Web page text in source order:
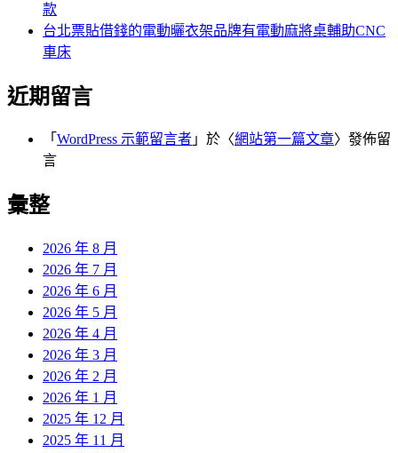
款
台北票貼借錢的電動曬衣架品牌有電動麻將桌輔助CNC
車床
近期留言
「 WordPress 示範留言者 」於〈網站第一篇文章〉發佈留
言
彙整
2026 年 8 月
2026 年 7 月
2026 年 6 月
2026 年 5 月
2026 年 4 月
2026 年 3 月
2026 年 2 月
2026 年 1 月
2025 年 12 月
2025 年 11 月